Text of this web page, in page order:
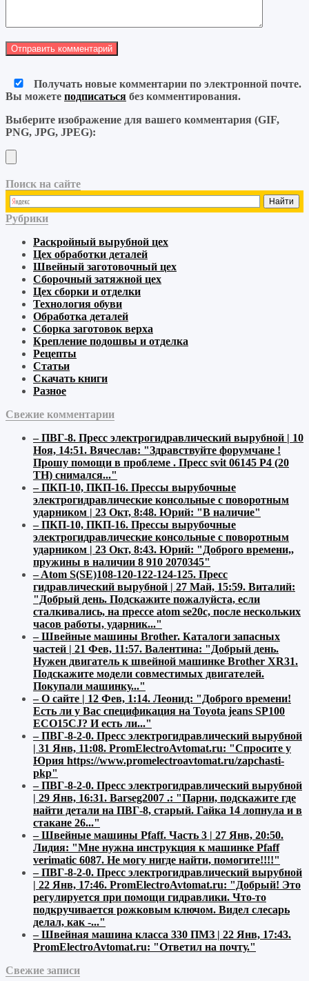
Получать новые комментарии по электронной почте.
Вы можете подписаться без комментирования.
Выберите изображение для вашего комментария (GIF,
PNG, JPG, JPEG):
Поиск на сайте
Рубрики
Раскройный вырубной цех
Цех обработки деталей
Швейный заготовочный цех
Сборочный затяжной цех
Цех сборки и отделки
Технология обуви
Обработка деталей
Сборка заготовок верха
Крепление подошвы и отделка
Рецепты
Статьи
Скачать книги
Разное
Свежие комментарии
–ПВГ-8. Пресс электрогидравлический вырубной | 10
Ноя, 14:51. Вячеслав: "Здравствуйте форумчане !
Прошу помощи в проблеме . Пресс svit 06145 P4 (20
ТН) снимался..."
–ПКП-10, ПКП-16. Прессы вырубочные
электрогидравлические консольные с поворотным
ударником | 23 Окт, 8:48. Юрий: "В наличие"
–ПКП-10, ПКП-16. Прессы вырубочные
электрогидравлические консольные с поворотным
ударником | 23 Окт, 8:43. Юрий: "Доброго времени,,
пружины в наличии 8 910 2070345"
–Atom S(SE)108-120-122-124-125. Пресс
гидравлический вырубной | 27 Май, 15:59. Виталий:
"Добрый день. Подскажите пожалуйста, если
сталкивались, на прессе atom se20c, после нескольких
часов работы, ударник..."
–Швейные машины Brother. Каталоги запасных
частей | 21 Фев, 11:57. Валентина: "Добрый день.
Нужен двигатель к швейной машинке Brother XR31.
Подскажите модели совместимых двигателей.
Покупали машинку..."
–О сайте | 12 Фев, 1:14. Леонид: "Доброго времени!
Есть ли у Вас спецификация на Toyota jeans SP100
ECO15CJ? И есть ли..."
–ПВГ-8-2-0. Пресс электрогидравлический вырубной
| 31 Янв, 11:08. PromElectroAvtomat.ru: "Спросите у
Юрия https://www.promelectroavtomat.ru/zapchasti-
pkp"
–ПВГ-8-2-0. Пресс электрогидравлический вырубной
| 29 Янв, 16:31. Barseg2007 .: "Парни, подскажите где
найти детали на ПВГ-8, старый. Гайка 14 лопнула и в
стакане 26..."
–Швейные машины Pfaff. Часть 3 | 27 Янв, 20:50.
Лидия: "Мне нужна инструкция к машинке Pfaff
verimatic 6087. Не могу нигде найти, помогите!!!!"
–ПВГ-8-2-0. Пресс электрогидравлический вырубной
| 22 Янв, 17:46. PromElectroAvtomat.ru: "Добрый! Это
регулируется при помощи гидравлики. Что-то
подкручивается рожковым ключом. Видел слесарь
делал, как -..."
–Швейная машина класса 330 ПМЗ | 22 Янв, 17:43.
PromElectroAvtomat.ru: "Ответил на почту."
Свежие записи